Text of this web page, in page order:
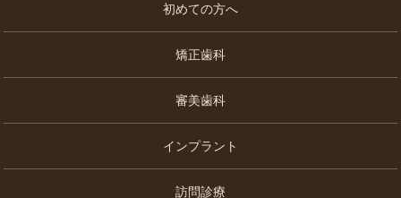
初めての方へ
矯正歯科
審美歯科
インプラント
訪問診療